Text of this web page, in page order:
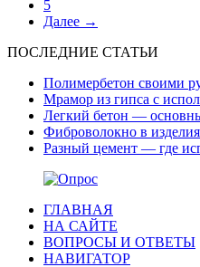
5
Далее →
ПОСЛЕДНИЕ СТАТЬИ
Полимербетон своими
Мрамор из гипса с
Легкий бетон —
Фиброволокно в
Разный цемент — где
ГЛАВНАЯ
НА САЙТЕ
ВОПРОСЫ И ОТВЕТЫ
НАВИГАТОР